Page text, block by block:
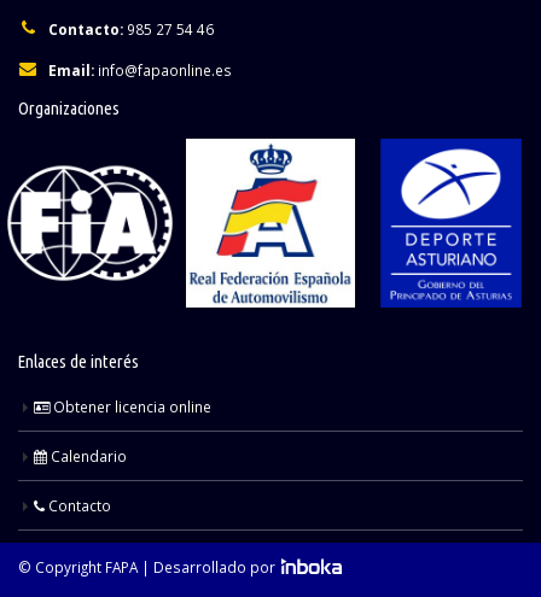
Contacto: 985 27 54 46
Email: info@fapaonline.es
Organizaciones
Enlaces de interés
Obtener licencia online
Calendario
Contacto
© Copyright FAPA | Desarrollado por